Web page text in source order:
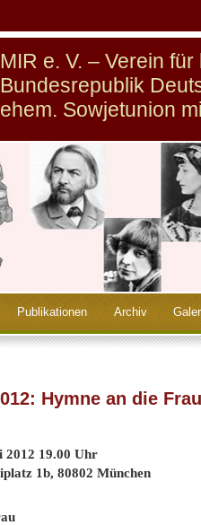
MIR e. V. – Verein
Bundesrepublik
ehem. Sowjetunion
Publikationen Archiv
Hymne an die
2012 19.00 Uhr
1b, 80802 München